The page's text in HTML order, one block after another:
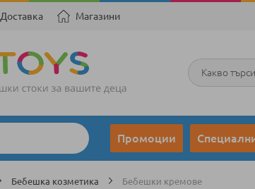
Доставка Магазини
Търсене
Промоции
Бебешка козметика Бебешки кремове